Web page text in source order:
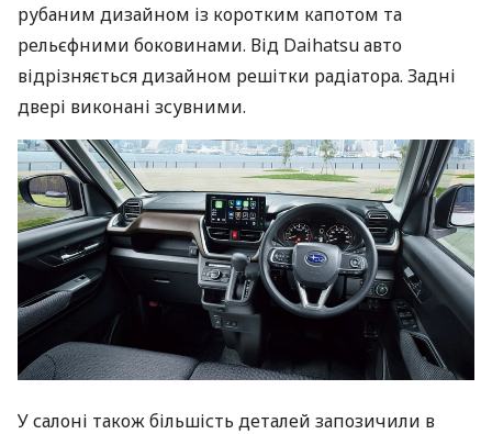
рубаним дизайном із коротким капотом та
рельєфними боковинами. Від Daihatsu авто
відрізняється дизайном решітки радіатора. Задні
двері виконані зсувними.
У салоні також більшість деталей запозичили в